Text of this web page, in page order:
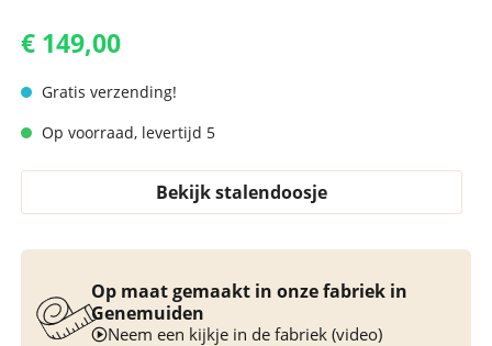
€ 149,00
Gratis verzending!
Op voorraad, levertijd 5
Bekijk stalendoosje
Op maat gemaakt in onze fabriek in
Genemuiden
Neem een kijkje in de fabriek (video)